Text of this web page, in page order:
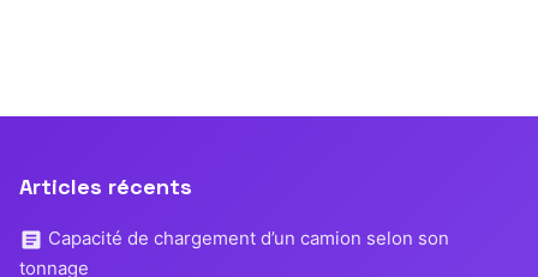
Articles récents
Capacité de chargement d’un camion selon son
tonnage